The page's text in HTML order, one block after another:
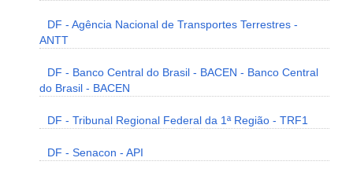
DF - Agência Nacional de Transportes Terrestres -
ANTT
DF - Banco Central do Brasil - BACEN - Banco Central
do Brasil - BACEN
DF - Tribunal Regional Federal da 1ª Região - TRF1
DF - Senacon - API